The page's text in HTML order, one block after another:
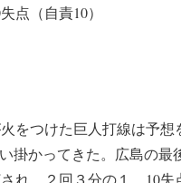
点（自責10）
をつけた巨人打線は予想
掛かってきた。広島の最
れ、２回３分の１、10失